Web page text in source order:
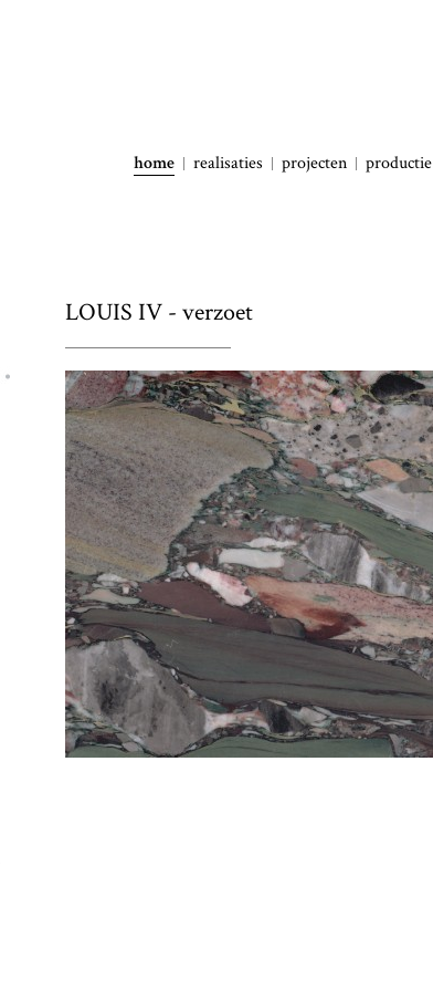
home realisaties projecten productie
LOUIS IV - verzoet